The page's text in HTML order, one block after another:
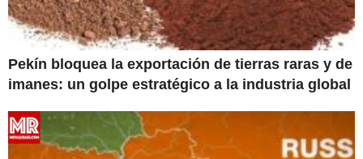
Pekín bloquea la exportación de tierras raras y de
imanes: un golpe estratégico a la industria global